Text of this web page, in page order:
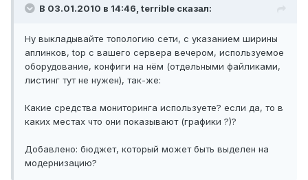
В 03.01.2010 в 14:46, terrible сказал:
Ну выкладывайте топологию сети, с указанием ширины
аплинков, top с вашего сервера вечером, используемое
оборудование, конфиги на нём (отдельными файликами,
листинг тут не нужен), так-же:
Какие средства мониторинга используете? если да, то в
каких местах что они показывают (графики ?)?
Добавлено: бюджет, который может быть выделен на
модернизацию?